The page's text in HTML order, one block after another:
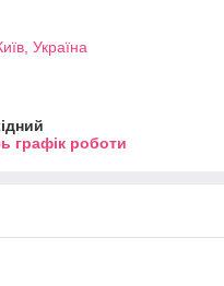
Україна
графік роботи